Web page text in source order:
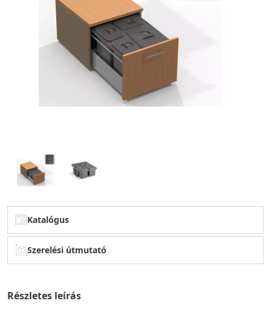
Katalógus
Szerelési útmutató
Részletes leírás